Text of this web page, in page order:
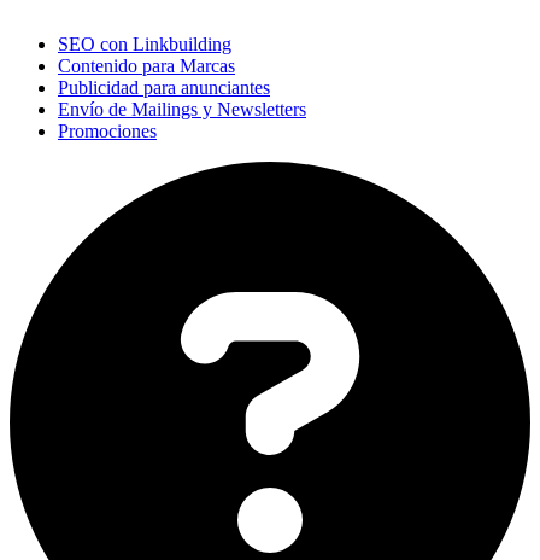
SEO con Linkbuilding
Contenido para Marcas
Publicidad para anunciantes
Envío de Mailings y Newsletters
Promociones